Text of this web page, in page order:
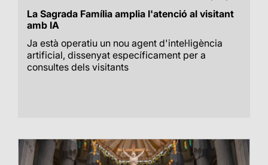
La Sagrada Família amplia l'atenció al visitant
amb IA
Ja està operatiu un nou agent d'intel·ligència
artificial, dissenyat específicament per a
consultes dels visitants